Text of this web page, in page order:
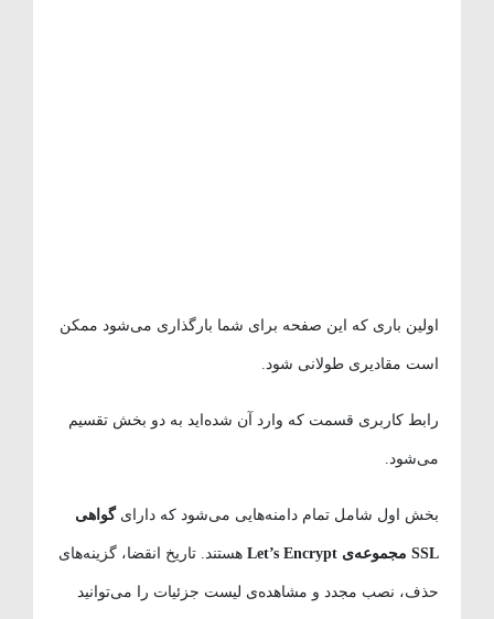
اولین باری که این صفحه برای شما بارگذاری می‌شود ممکن
است مقادیری طولانی شود.
رابط کاربری قسمت که وارد آن شده‌اید به دو بخش تقسیم
می‌شود.
بخش اول شامل تمام دامنه‌هایی می‌شود که دارایگواهی
SSL مجموعه‌ی Let’s Encrypt هستند. تاریخ انقضا، گزینه‌های
حذف، نصب مجدد و مشاهده‌ی لیست جزئیات را می‌توانید